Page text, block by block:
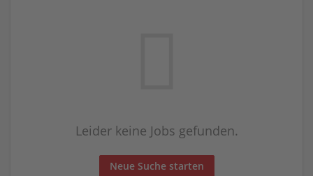
Leider keine Jobs gefunden.
Neue Suche starten